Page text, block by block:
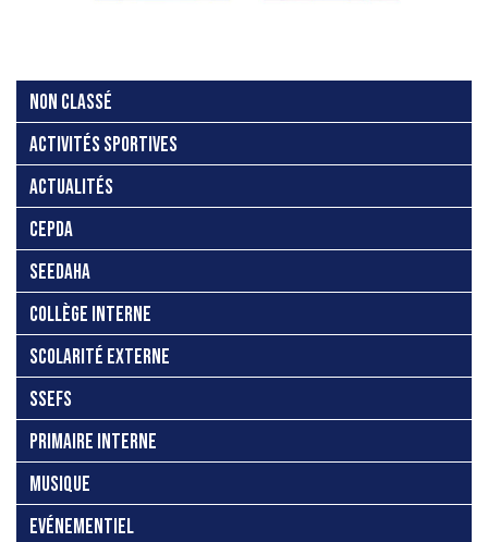
NON CLASSÉ
ACTIVITÉS SPORTIVES
ACTUALITÉS
CEPDA
SEEDAHA
COLLÈGE INTERNE
SCOLARITÉ EXTERNE
SSEFS
PRIMAIRE INTERNE
MUSIQUE
EVÉNEMENTIEL